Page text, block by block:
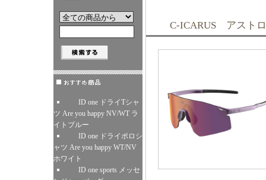
ID one ドライTシャ
ツ Are you happy NV/WT ラ
イトブルー
ID one ドライポロシ
ャツ Are you happy WT/NV
ホワイト
ID one sports メッセ
C-ICARUS アスト